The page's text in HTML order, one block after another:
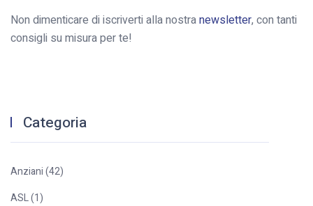
Non dimenticare di iscriverti alla nostranewsletter, con tanti
consigli su misura per te!
Categoria
Anziani (42)
ASL (1)